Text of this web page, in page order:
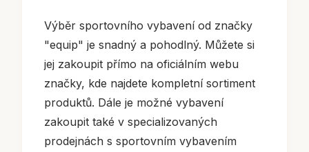
Výběr sportovního vybavení od značky
"equip" je snadný a pohodlný. Můžete si
jej zakoupit přímo na oficiálním webu
značky, kde najdete kompletní sortiment
produktů. Dále je možné vybavení
zakoupit také v specializovaných
prodejnách s sportovním vybavením